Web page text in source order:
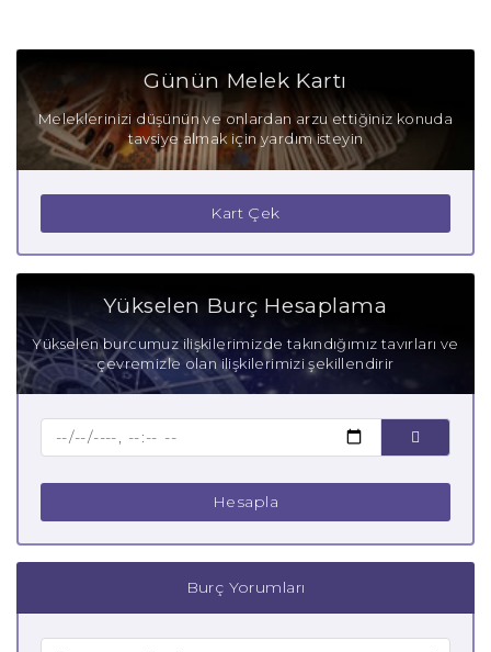
Günün Melek Kartı
Meleklerinizi düşünün ve onlardan arzu ettiğiniz konuda
tavsiye almak için yardım isteyin
Kart Çek
Yükselen Burç Hesaplama
Yükselen burcumuz ilişkilerimizde takındığımız tavırları ve
çevremizle olan ilişkilerimizi şekillendirir
Hesapla
Burç Yorumları